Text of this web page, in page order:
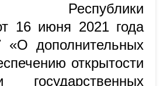
Республики
16 июня 2021 года
дополнительных
открытости
государственных